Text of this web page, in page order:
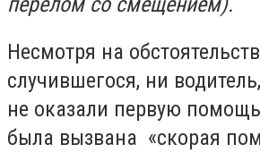
Несмотря на
случившегося, ни
не оказали первую
была вызвана «скорая